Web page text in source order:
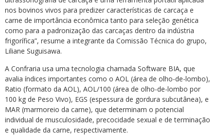
nos bovinos vivos para predizer características de carcaça e
carne de importância econômica tanto para seleção genética
como para a padronização das carcaças dentro da indústria
frigorífica”, resume a integrante da Comissão Técnica do grupo,
Liliane Suguisawa.
A Confraria usa uma tecnologia chamada Software BIA, que
avalia índices importantes como o AOL (área de olho-de-lombo),
Ratio (formato da AOL), AOL/100 (área de olho-de-lombo por
100 kg de Peso Vivo), EGS (espessura de gordura subcutânea), e
MAR (marmoreio da carne), que determinam o potencial
individual de musculosidade, precocidade sexual e de terminação
e qualidade da carne, respectivamente.